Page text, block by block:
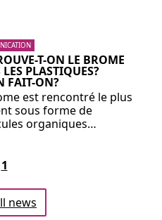
T-ON LE BROME
PLASTIQUES?
FAIT-ON?
est rencontré le plus
sous forme de
organiques…
1
news